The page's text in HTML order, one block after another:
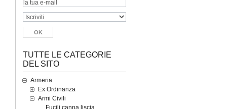
TUTTE LE CATEGORIE
DEL SITO
Armeria
Ex Ordinanza
Armi Civili
Fucili canna liscia